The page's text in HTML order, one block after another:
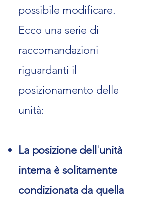
possibile modificare.
Ecco una serie di
raccomandazioni
riguardanti il
posizionamento delle
unità:
La posizione dell'unità
interna è solitamente
condizionata da quella